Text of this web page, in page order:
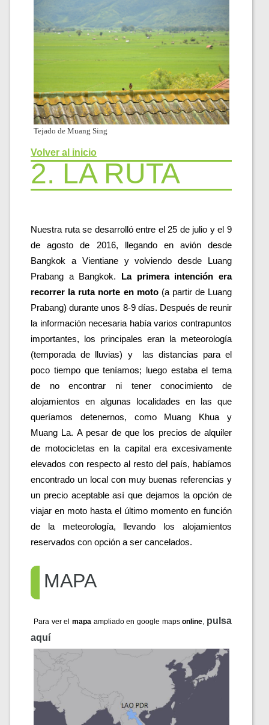
Tejado de Muang Sing
Volver al inicio
2. LA RUTA
Nuestra ruta se desarrolló entre el 25 de julio y el 9
de agosto de 2016, llegando en avión desde
Bangkok a Vientiane y volviendo desde Luang
Prabang a Bangkok.
La primera intención era
recorrer la ruta norte en moto (a partir de Luang
Prabang) durante unos 8-9 días. Después de reunir
la información necesaria había varios contrapuntos
importantes, los principales eran la meteorología
(temporada de lluvias) y  las distancias para el
poco tiempo que teníamos; luego estaba el tema
de no encontrar ni tener conocimiento de
alojamientos en algunas localidades en las que
queríamos detenernos, como Muang Khua y
Muang La. A pesar de que los precios de alquiler
de motocicletas en la capital era excesivamente
elevados con respecto al resto del país, habíamos
encontrado un local con muy buenas referencias y
un precio aceptable así que dejamos la opción de
viajar en moto hasta el último momento en función
de la meteorología, llevando los alojamientos
reservados con opción a ser cancelados.
MAPA
Para ver el mapa ampliado en google maps online, pulsa
aquí